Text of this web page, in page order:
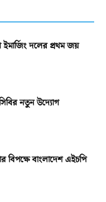
ইমার্জিং দলের প্রথম জয়
নতুন উদ্যোগ
বিপক্ষে বাংলাদেশ এইচপি